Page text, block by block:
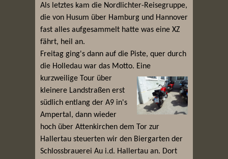
Als letztes kam die Nordlichter-Reisegruppe,
die von Husum über Hamburg und Hannover
fast alles aufgesammelt hatte was eine XZ
fährt, heil an.
Freitag ging's dann auf die Piste, quer durch
die Holledau war das Motto. Eine
kurzweilige Tour über
kleinere Landstraßen erst
südlich entlang der A9 in's
Ampertal, dann wieder
hoch über Attenkirchen dem Tor zur
Hallertau steuerten wir den Biergarten der
Schlossbrauerei Au i.d. Hallertau an. Dort